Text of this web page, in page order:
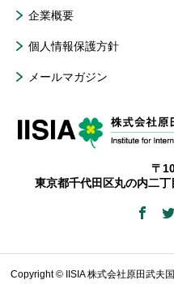
企業概要
個人情報保護方針
メールマガジン
〒
東京都千代田区丸の内二
Copyright © IISIA 株式会社原田武夫